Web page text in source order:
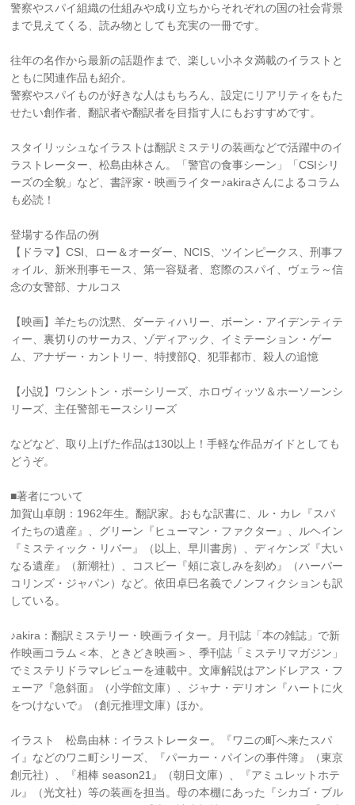
警察やスパイ組織の仕組みや成り立ちからそれぞれの国の社会背景
まで見えてくる、読み物としても充実の一冊です。
往年の名作から最新の話題作まで、楽しい小ネタ満載のイラストと
ともに関連作品も紹介。
警察やスパイものが好きな人はもちろん、設定にリアリティをもた
せたい創作者、翻訳者や翻訳者を目指す人にもおすすめです。
スタイリッシュなイラストは翻訳ミステリの装画などで活躍中のイ
ラストレーター、松島由林さん。「警官の食事シーン」「CSIシリ
ーズの全貌」など、書評家・映画ライター♪akiraさんによるコラム
も必読！
登場する作品の例
【ドラマ】CSI、ロー＆オーダー、NCIS、ツインピークス、刑事フ
ォイル、新米刑事モース、第一容疑者、窓際のスパイ、ヴェラ～信
念の女警部、ナルコス
【映画】羊たちの沈黙、ダーティハリー、ボーン・アイデンティテ
ィー、裏切りのサーカス、ゾディアック、イミテーション・ゲー
ム、アナザー・カントリー、特捜部Q、犯罪都市、殺人の追憶
【小説】ワシントン・ポーシリーズ、ホロヴィッツ＆ホーソーンシ
リーズ、主任警部モースシリーズ
などなど、取り上げた作品は130以上！手軽な作品ガイドとしても
どうぞ。
■著者について
加賀山卓朗：1962年生。翻訳家。おもな訳書に、ル・カレ『スパ
イたちの遺産』、グリーン『ヒューマン・ファクター』、ルヘイン
『ミスティック・リバー』（以上、早川書房）、ディケンズ『大い
なる遺産』（新潮社）、コスビー『頰に哀しみを刻め』（ハーパー
コリンズ・ジャパン）など。依田卓巳名義でノンフィクションも訳
している。
♪akira：翻訳ミステリー・映画ライター。月刊誌「本の雑誌」で新
作映画コラム＜本、ときどき映画＞、季刊誌「ミステリマガジン」
でミステリドラマレビューを連載中。文庫解説はアンドレアス・フ
ェーア『急斜面』（小学館文庫）、ジャナ・デリオン『ハートに火
をつけないで』（創元推理文庫）ほか。
イラスト 松島由林：イラストレーター。『ワニの町へ来たスパ
イ』などのワニ町シリーズ、『パーカー・パインの事件簿』（東京
創元社）、『相棒 season21』（朝日文庫）、『アミュレットホテ
ル』（光文社）等の装画を担当。母の本棚にあった『シカゴ・ブル